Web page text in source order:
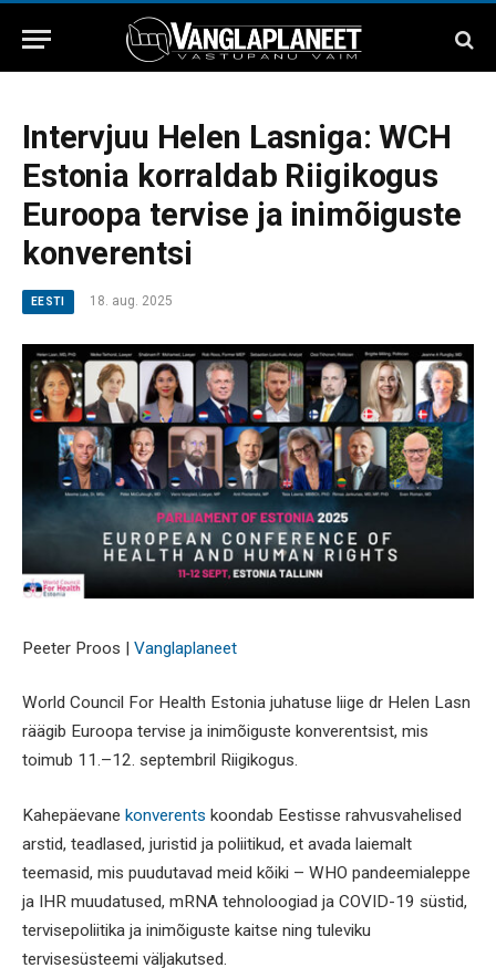
Intervjuu Helen Lasniga: WCH
Estonia korraldab Riigikogus
Euroopa tervise ja inimõiguste
konverentsi
EESTI 18. aug. 2025
Peeter Proos | Vanglaplaneet
World Council For Health Estonia juhatuse liige dr Helen Lasn
räägib Euroopa tervise ja inimõiguste konverentsist, mis
toimub 11.–12. septembril Riigikogus.
Kahepäevane konverents koondab Eestisse rahvusvahelised
arstid, teadlased, juristid ja poliitikud, et avada laiemalt
teemasid, mis puudutavad meid kõiki – WHO pandeemialeppe
ja IHR muudatused, mRNA tehnoloogiad ja COVID-19 süstid,
tervisepoliitika ja inimõiguste kaitse ning tuleviku
tervisesüsteemi väljakutsed.